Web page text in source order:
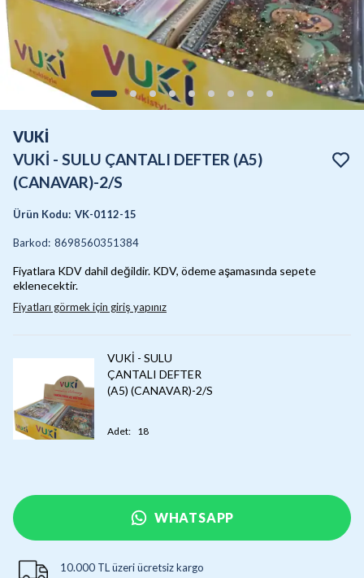
VUKİ
VUKİ - SULU ÇANTALI DEFTER (A5)
(CANAVAR)-2/S
Ürün Kodu: VK-0112-15
Barkod: 8698560351384
Fiyatlara KDV dahil değildir. KDV, ödeme aşamasında sepete
eklenecektir.
Fiyatları görmek için giriş yapınız
VUKİ - SULU
ÇANTALI DEFTER
(A5) (CANAVAR)-2/S
Adet: 18
WHATSAPP
10.000 TL üzeri ücretsiz kargo